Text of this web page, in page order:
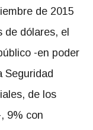
de 2015
de dólares, el
-en poder
Seguridad
de los
9% con